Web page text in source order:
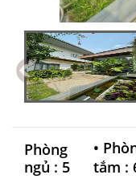
Phòng
ngủ : 5
•
tắm :